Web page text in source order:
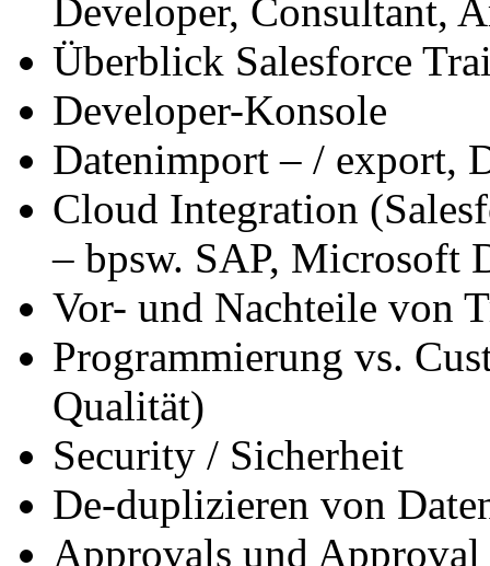
Developer, Consultant,
Überblick Salesforce
Developer-Konsole
Datenimport – / export,
Cloud Integration
– bpsw. SAP, Microsoft
Vor- und Nachteile von
Programmierung vs.
Qualität)
Security / Sicherheit
De-duplizieren von
Approvals und